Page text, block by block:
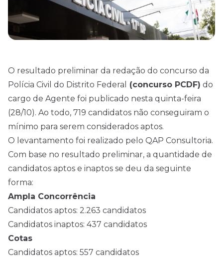
O resultado preliminar da redação do concurso da
Polícia Civil do Distrito Federal
(concurso PCDF) do
cargo de Agente foi publicado nesta quinta-feira
(28/10). Ao todo, 719 candidatos não conseguiram o
mínimo para serem considerados aptos.
O levantamento foi realizado pelo QAP Consultoria.
Com base no resultado preliminar, a quantidade de
candidatos aptos e inaptos se deu da seguinte
forma:
Ampla Concorrência
Candidatos aptos: 2.263 candidatos
Candidatos inaptos: 437 candidatos
Cotas
Candidatos aptos: 557 candidatos